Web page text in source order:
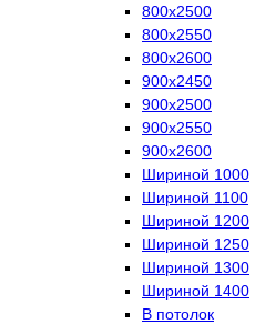
800х2500
800х2550
800х2600
900х2450
900х2500
900х2550
900х2600
Шириной 1000
Шириной 1100
Шириной 1200
Шириной 1250
Шириной 1300
Шириной 1400
В потолок